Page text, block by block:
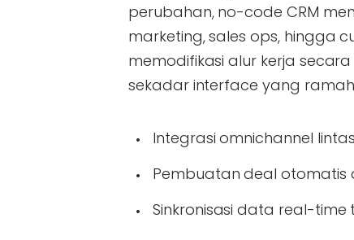
perubahan, no-code CRM
marketing, sales ops, hingga
memodifikasi alur kerja
sekadar interface yang
Integrasi omnichannel
Pembuatan deal
Sinkronisasi data real-